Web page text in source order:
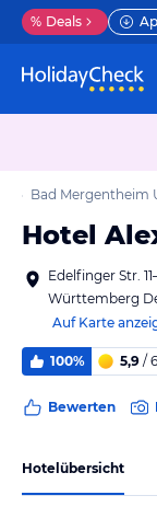
% Deals
Bad Mergentheim
Hotel
Edelfinger Str.
Württemberg
Auf Karte
100% 5,9 / 6
Bewerten
Hotelübersicht